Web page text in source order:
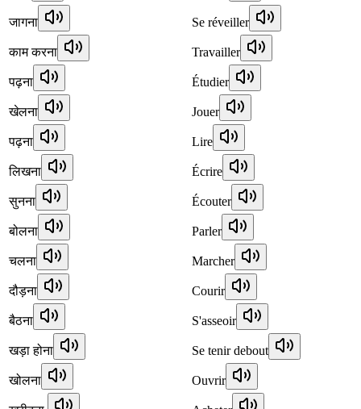
जागना Se réveiller
काम करना Travailler
पढ़ना Étudier
खेलना Jouer
पढ़ना Lire
लिखना Écrire
सुनना Écouter
बोलना Parler
चलना Marcher
दौड़ना Courir
बैठना S'asseoir
खड़ा होना Se tenir debout
खोलना Ouvrir